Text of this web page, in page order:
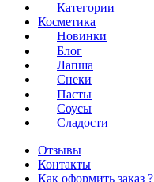
Категории
Косметика
Новинки
Блог
Лапша
Снеки
Пасты
Соусы
Сладости
Отзывы
Контакты
Как оформить заказ ?